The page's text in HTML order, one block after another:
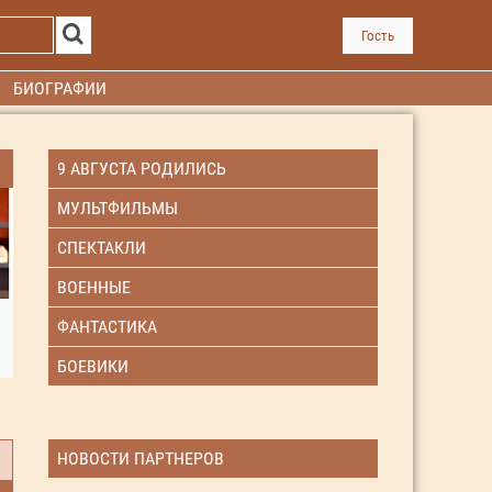
Гость
БИОГРАФИИ
9 АВГУСТА РОДИЛИСЬ
МУЛЬТФИЛЬМЫ
СПЕКТАКЛИ
ВОЕННЫЕ
ФАНТАСТИКА
БОЕВИКИ
НОВОСТИ ПАРТНЕРОВ